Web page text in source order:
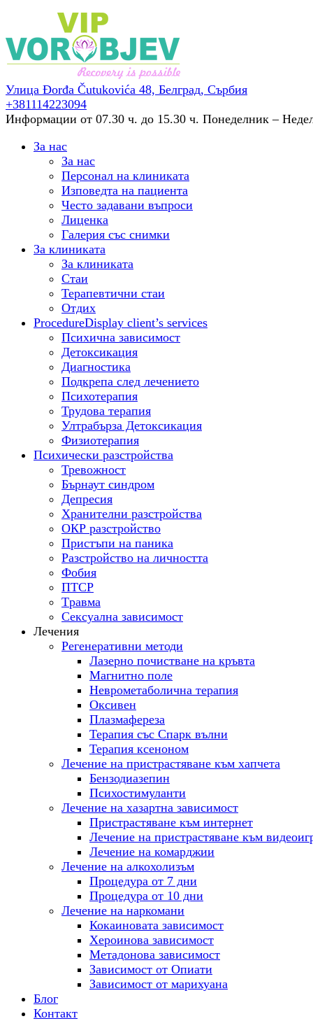
Улица Đorđa Čutukovića 48, Белград, Сърбия
+381114223094
Информации от 07.30 ч. до 15.30 ч. Понеделник –
За нас
За нас
Персонал на клиниката
Изповедта на пациента
Често задавани въпроси
Лиценка
Галерия със снимки
За клиниката
За клиниката
Стаи
Терапевтични стаи
Отдих
ProcedureDisplay client’s services
Психична зависимост
Детоксикация
Диагностика
Подкрепа след лечението
Психотерапия
Трудова терапия
Ултрабърза Детоксикация
Физиотерапия
Психически разстройства
Тревожност
Бърнаут синдром
Депресия
Хранителни разстройства
ОКР разстройство
Пристъпи на паника
Разстройство на личността
Фобия
ПТСР
Tравма
Сексуална зависимост
Лечения
Регенеративни методи
Лазерно почистване на кръвта
Магнитно поле
Неврометаболична терапия
Оксивен
Плазмафереза
Терапия със Спарк вълни
Терапия ксеноном
Лечение на пристрастяване към хапчета
Бензодиазепин
Психостимуланти
Лечение на хазартна зависимост
Пристрастяване към интернет
Лечение на пристрастяване към
Лечение на комарджии
Лечение на алкохолизъм
Процедура от 7 дни
Процедура от 10 дни
Лечение на наркомани
Кокаиновата зависимост
Хероинова зависимост
Метадонова зависимост
Зависимост от Опиати
Зависимост от марихуана
Блог
Контакт